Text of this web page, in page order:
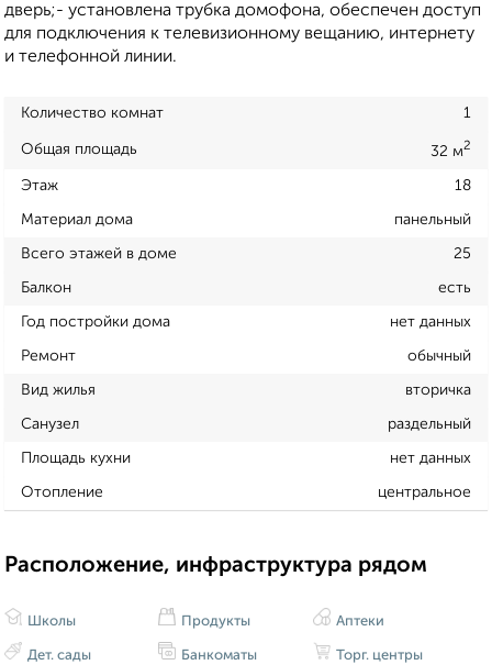
дверь;- установлена трубка домофона, обеспечен доступ
для подключения к телевизионному вещанию, интернету
и телефонной линии.
Количество комнат 1
Общая площадь 32 м2
Этаж 18
Материал дома панельный
Всего этажей в доме 25
Балкон есть
Год постройки дома нет данных
Ремонт обычный
Вид жилья вторичка
Санузел раздельный
Площадь кухни нет данных
Отопление центральное
Расположение, инфраструктура рядом
Школы
Дет. сады
Продукты
Банкоматы
Аптеки
Торг. центры